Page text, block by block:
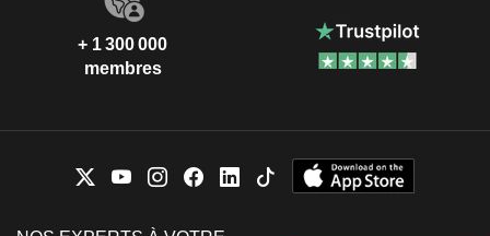
+ 1 300 000
membres